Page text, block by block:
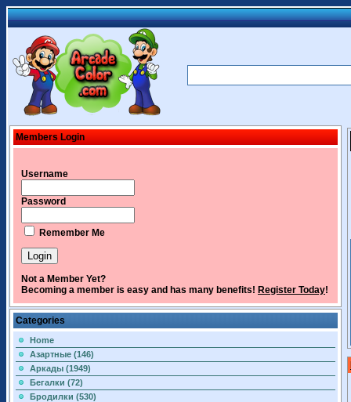
Members Login
Username
Password
Remember Me
Not a Member Yet?
Becoming a member is easy and has many benefits! Register Today!
Categories
Home
Азартные (146)
Аркады (1949)
Бегалки (72)
Бродилки (530)